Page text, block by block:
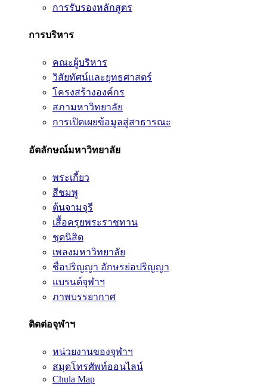
การรับรองหลักสูตร
การบริหาร
คณะผู้บริหาร
วิสัยทัศน์และยุทธศาสตร์
โครงสร้างองค์กร
สภามหาวิทยาลัย
การเปิดเผยข้อมูลสู่สาธารณะ
อัตลักษณ์มหาวิทยาลัย
พระเกี้ยว
สีชมพู
ต้นจามจุรี
เสื้อครุยพระราชทาน
ชุดนิสิต
เพลงมหาวิทยาลัย
ชื่อปริญญา อักษรย่อปริญญา
แบรนด์จุฬาฯ
ภาพบรรยากาศ
ติดต่อจุฬาฯ
หน่วยงานของจุฬาฯ
สมุดโทรศัพท์ออนไลน์
Chula Map